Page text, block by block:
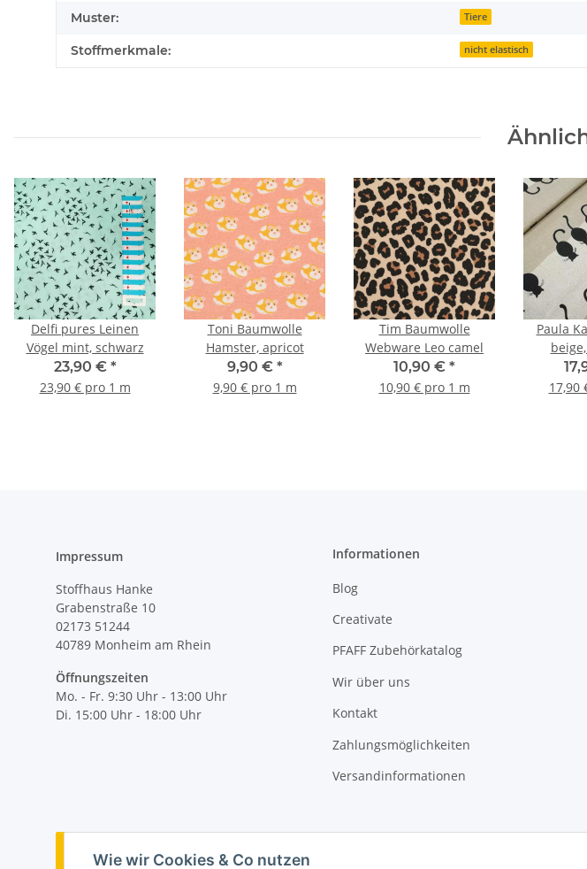
Wie wir Cookies & Co nutzen
Muster: Tiere
Stoffmerkmale: nicht elastisch
Delfi pures Leinen
Vögel mint, schwarz
23,90 € *
23,90 € pro 1 m
Toni Baumwolle
Hamster, apricot
9,90 € *
9,90 € pro 1 m
Tim Baumwolle
Webware Leo camel
10,90 € *
10,90 € pro 1 m
Paula Katzen natur,
17,90
Impressum
Stoffhaus Hanke
Grabenstraße 10
02173 51244
40789 Monheim am Rhein
Öffnungszeiten
Mo. - Fr. 9:30 Uhr - 13:00 Uhr
Di. 15:00 Uhr - 18:00 Uhr
Informationen
Blog
Creativate
PFAFF Zubehörkatalog
Wir über uns
Kontakt
Zahlungsmöglichkeiten
Versandinformationen
Vertrag widerrufen